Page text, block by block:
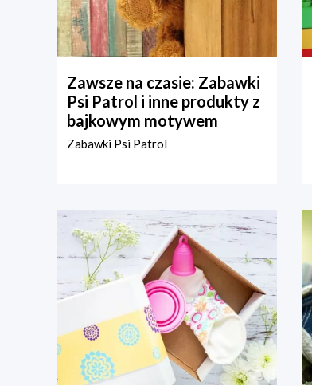
Zawsze na czasie: Zabawki
Psi Patrol i inne produkty z
bajkowym motywem
Zabawki Psi Patrol